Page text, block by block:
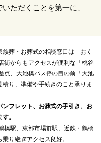
ただくことを第一に、
葬・お葬式の相談窓口は「おく
街からもアクセスが便利な「桃谷
点、大池橋バス停の目の前「大池
り、準備や手続きのこと承りま
フレット、お葬式の手引き、お
。
橋駅、東部市場前駅、近鉄・鶴橋
り継ぎアクセス良好。